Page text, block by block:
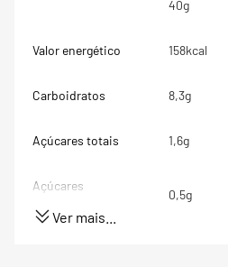
40g
Valor energético 158kcal
Carboidratos 8,3g
Açúcares totais 1,6g
Açúcares
0,5g
Ver mais...